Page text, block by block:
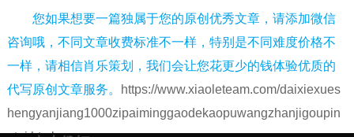
您如果想要一篇独属于您的原创优秀文章，请添加微信
咨询哦，不同文章收费标准不一样，特别是不同难度价格不
一样，请相信肖乐策划，我们会让您花更少的钱体验优质的
代写原创文章服务。
https://www.xiaoleteam.com/daixiexues
hengyanjiang1000zipaiminggaodekaopuwangzhanjigoupin